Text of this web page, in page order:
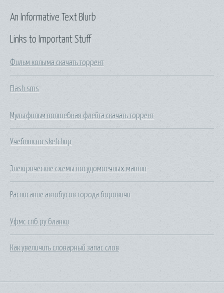
Links to Important Stuff
Фильм колыма скачать торрент
Flash sms
Мультфильм волшебная флейта скачать торрент
Учебник по sketchup
Электрические схемы посудомоечных машин
Расписание автобусов города боровичи
Уфмс спб ру бланки
Как увеличить словарный запас слов
An Informative Text Blurb